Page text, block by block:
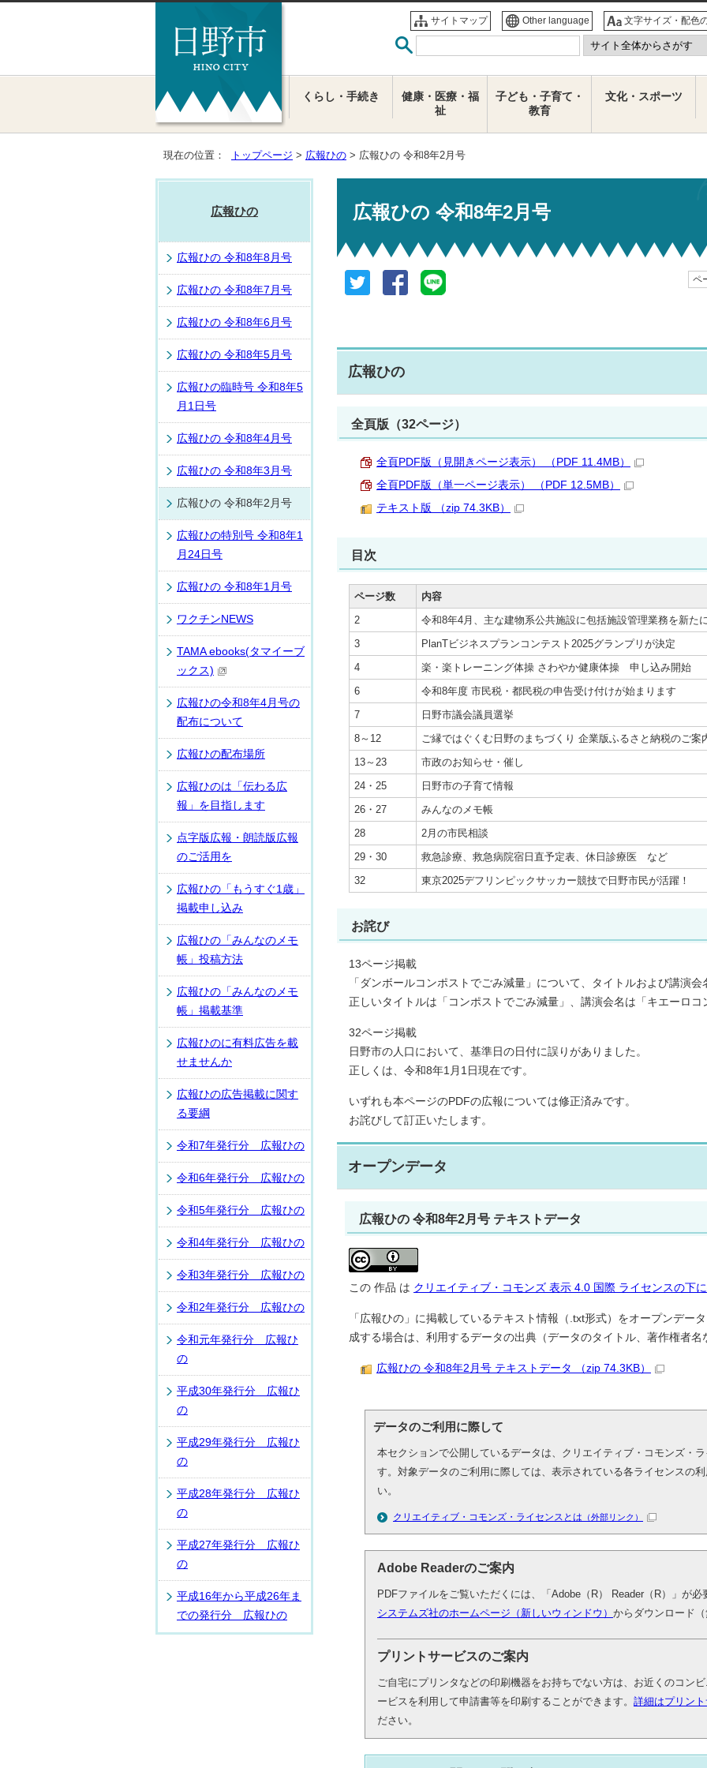
サイトマップ Other language 文字サイズ・配色
くらし・手続き
健康・医療・福
祉
子ども・子育て・
教育
文化・スポーツ
現在の位置： トップページ > 広報ひの > 広報ひの 令和8年2月号
広報ひの 令和8年2月号
ペ
広報ひの
全頁版（32ページ）
全頁PDF版（見開きページ表示） （PDF 11.4MB）
全頁PDF版（単一ページ表示） （PDF 12.5MB）
テキスト版 （zip 74.3KB）
目次
ページ数
内容
2
令和8年4月、主な建物系公共施設に包括施設管理業務を新た
3
PlanTビジネスプランコンテスト2025グランプリが決定
4
楽・楽トレーニング体操 さわやか健康体操 申し込み開始
6
令和8年度 市民税・都民税の申告受け付けが始まります
7
日野市議会議員選挙
8～12
ご縁ではぐくむ日野のまちづくり 企業版ふるさと納税のご
13～23
市政のお知らせ・催し
24・25
日野市の子育て情報
26・27
みんなのメモ帳
28
2月の市民相談
29・30
救急診療、救急病院宿日直予定表、休日診療医 など
32
東京2025デフリンピックサッカー競技で日野市民が活躍！
お詫び
13ページ掲載
「ダンボールコンポストでごみ減量」について、タイトルおよび講演会
正しいタイトルは「コンポストでごみ減量」、講演会名は「キエーロコ
32ページ掲載
日野市の人口において、基準日の日付に誤りがありました。
正しくは、令和8年1月1日現在です。
いずれも本ページのPDFの広報については修正済みです。
お詫びして訂正いたします。
オープンデータ
広報ひの 令和8年2月号 テキストデータ
この 作品 は クリエイティブ・コモンズ 表示 4.0 国際 ライセンスの下に
「広報ひの」に掲載しているテキスト情報（.txt形式）をオープンデー
成する場合は、利用するデータの出典（データのタイトル、著作権者名
広報ひの 令和8年2月号 テキストデータ （zip 74.3KB）
データのご利用に際して
本セクションで公開しているデータは、クリエイティブ・コモンズ・
す。対象データのご利用に際しては、表示されている各ライセンスの
い。
クリエイティブ・コモンズ・ライセンスとは （外部リンク）
Adobe Readerのご案内
PDFファイルをご覧いただくには、「Adobe（R） Reader（R）」が
システムズ社のホームページ（新しいウィンドウ） からダウンロード（
プリントサービスのご案内
ご自宅にプリンタなどの印刷機器をお持ちでない方は、お近くのコン
ービスを利用して申請書等を印刷することができます。 詳細はプリン
ださい。
広報ひの
広報ひの 令和8年8月号
広報ひの 令和8年7月号
広報ひの 令和8年6月号
広報ひの 令和8年5月号
広報ひの臨時号 令和8年5
月1日号
広報ひの 令和8年4月号
広報ひの 令和8年3月号
広報ひの 令和8年2月号
広報ひの特別号 令和8年1
月24日号
広報ひの 令和8年1月号
ワクチンNEWS
TAMA ebooks(タマイーブ
ックス)
広報ひの令和8年4月号の
配布について
広報ひの配布場所
広報ひのは「伝わる広
報」を目指します
点字版広報・朗読版広報
のご活用を
広報ひの「もうすぐ1歳」
掲載申し込み
広報ひの「みんなのメモ
帳」投稿方法
広報ひの「みんなのメモ
帳」掲載基準
広報ひのに有料広告を載
せませんか
広報ひの広告掲載に関す
る要綱
令和7年発行分 広報ひの
令和6年発行分 広報ひの
令和5年発行分 広報ひの
令和4年発行分 広報ひの
令和3年発行分 広報ひの
令和2年発行分 広報ひの
令和元年発行分 広報ひ
の
平成30年発行分 広報ひ
の
平成29年発行分 広報ひ
の
平成28年発行分 広報ひ
の
平成27年発行分 広報ひ
の
平成16年から平成26年ま
での発行分 広報ひの